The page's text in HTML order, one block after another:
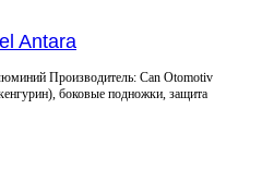
Antara
Производитель: Can Otomotiv
боковые подножки, защита